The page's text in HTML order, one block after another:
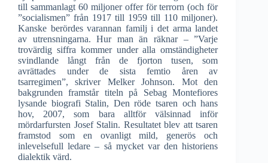
till sammanlagt 60 miljoner offer för terrorn (och för
”socialismen” från 1917 till 1959 till 110 miljoner).
Kanske berördes varannan familj i det arma landet
av utrensningarna. Hur man än räknar – ”Varje
trovärdig siffra kommer under alla omständigheter
svindlande långt från de fjorton tusen, som
avrättades under de sista femtio åren av
tsarregimen”, skriver Melker Johnson. Mot den
bakgrunden framstår titeln på Sebag Montefiores
lysande biografi Stalin, Den röde tsaren och hans
hov, 2007, som bara alltför välsinnad inför
mördarfursten Josef Stalin. Resultatet blev att tsaren
framstod som en ovanligt mild, generös och
inlevelsefull ledare – så mycket var den historiens
dialektik värd.